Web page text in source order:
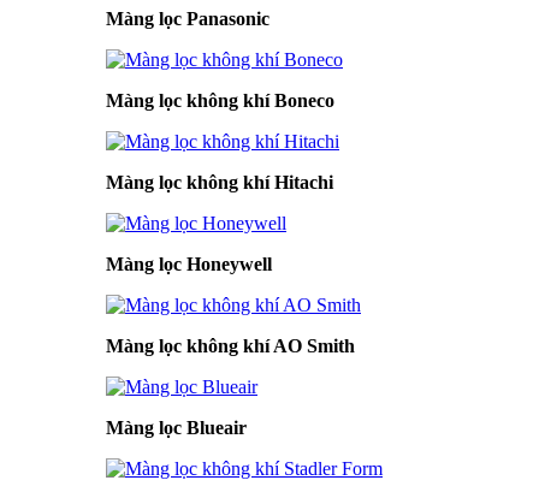
Màng lọc Panasonic
Màng lọc không khí Boneco
Màng lọc không khí Hitachi
Màng lọc Honeywell
Màng lọc không khí AO Smith
Màng lọc Blueair